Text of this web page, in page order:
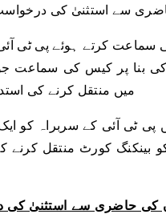
سے استثنیٰ کی
کرتے ہوئے پی ٹی
بنا پر کیس کی سماعت
میں منتقل کرنے کی
پی ٹی آئی کے سربراہ کو
بینکنگ کورٹ منتقل
کی حاضری سے استثنیٰ کی